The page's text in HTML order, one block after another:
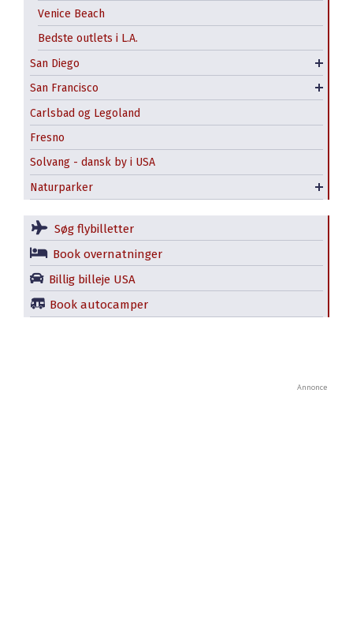
Venice Beach
Bedste outlets i L.A.
San Diego
Seaport Village
SeaWorld i San Diego
USS Midway
San Francisco
Maritime
Golden Gate Bridge
Kabelsporvogn
Offentlig transport i SF
Carlsbad og Legoland
Fresno
Solvang - dansk by i USA
Naturparker
Yosemite National Park – hvad skal man se?
Redwood National State Parks
Søg flybilletter
Book overnatninger
Billig billeje USA
Book autocamper
Annonce